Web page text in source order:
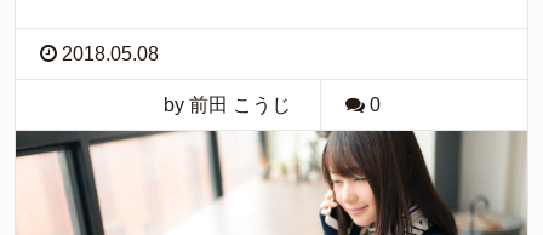
2018.05.08
by 前田 こうじ 0